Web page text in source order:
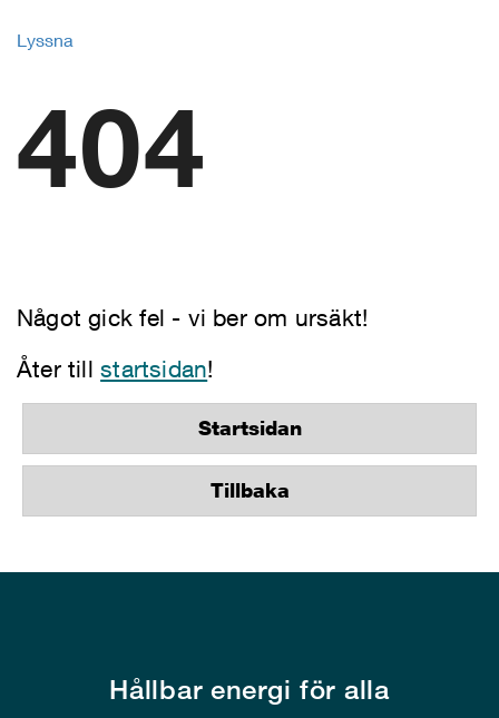
Lyssna
404
Något gick fel - vi ber om ursäkt!
Åter tillstartsidan!
Startsidan
Tillbaka
Hållbar energi för alla